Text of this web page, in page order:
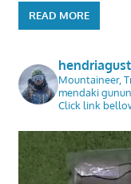
READ MORE
Mountaineer,
mendaki
Click link